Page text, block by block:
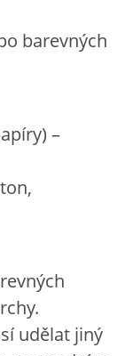
barevných
–
udělat jiný